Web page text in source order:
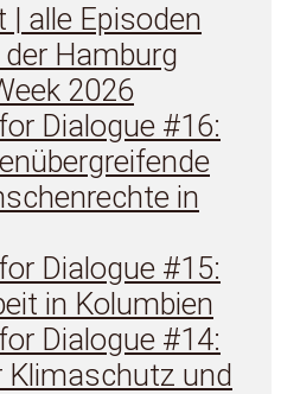
| alle Episoden
Hamburg
2026
Dialogue #16:
in
Dialogue #15:
in Kolumbien
Dialogue #14:
Klimaschutz und